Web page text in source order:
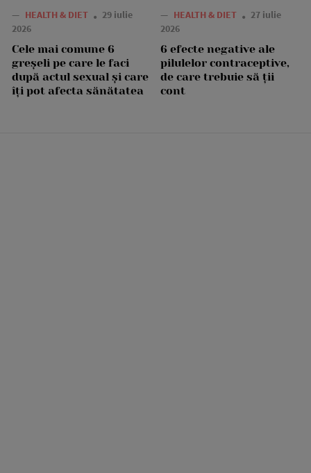
— HEALTH & DIET
29 iulie
2026
Cele mai comune 6
greșeli pe care le faci
după actul sexual și care
îți pot afecta sănătatea
— HEALTH & DIET
27 iulie
2026
6 efecte negative ale
pilulelor contraceptive,
de care trebuie să ții
cont